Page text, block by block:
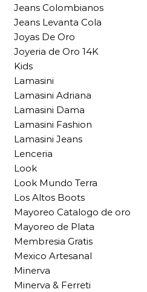
Jeans Colombianos
Jeans Levanta Cola
Joyas De Oro
Joyeria de Oro 14K
Kids
Lamasini
Lamasini Adriana
Lamasini Dama
Lamasini Fashion
Lamasini Jeans
Lenceria
Look
Look Mundo Terra
Los Altos Boots
Mayoreo Catalogo de oro
Mayoreo de Plata
Membresia Gratis
Mexico Artesanal
Minerva
Minerva & Ferreti